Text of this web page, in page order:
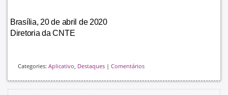
Brasília, 20 de abril de 2020
Diretoria da CNTE
Categories: Aplicativo Destaques | Comentários